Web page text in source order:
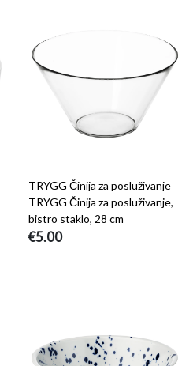
TRYGG Činija za posluživanje
TRYGG Činija za posluživanje,
bistro staklo, 28 cm
€5.00